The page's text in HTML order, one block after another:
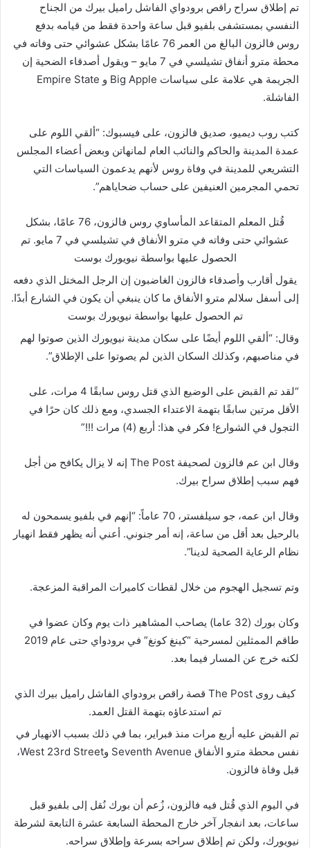
تم إطلاق سراح راقص برودواي الفاشل راميل بيرك من الجناح
النفسي بمستشفى بلفيو قبل ساعة واحدة فقط من قيامه بدفع
روس فالزون البالغ من العمر 76 عامًا بشكل عشوائي حتى وفاته في
محطة مترو أنفاق تشيلسي في 7 مايو – ويقول أصدقاء الضحية إن
الجريمة هي علامة على سياسات Big Apple و Empire State
الفاشلة.
كتب روب ديميو، صديق فالزون، على فيسبوك: “ألقي اللوم على
عمدة المدينة والحاكم والنائب العام لمانهاتن وبعض أعضاء المجلس
التشريعي للمدينة في وفاة روس لأنهم يدعمون السياسات التي
تحمي المجرمين العنيفين على حساب ضحاياهم”.
قُتل المعلم المتقاعد المأساوي روس فالزون، 76 عامًا، بشكل
عشوائي حتى وفاته في مترو الأنفاق في تشيلسي في 7 مايو.
تم
الحصول عليها بواسطة نيويورك بوست
يقول أقارب وأصدقاء فالزون الغاضبون إن الرجل المختل الذي دفعه
إلى أسفل سلالم مترو الأنفاق ما كان ينبغي أن يكون في الشارع أبدًا.
تم الحصول عليها بواسطة نيويورك بوست
وقال: “ألقي اللوم أيضًا على سكان مدينة نيويورك الذين صوتوا لهم
في مناصبهم، وكذلك السكان الذين لم يصوتوا على الإطلاق”.
“لقد تم القبض على الوضيع الذي قتل روس سابقًا 4 مرات، على
الأقل مرتين سابقًا بتهمة الاعتداء الجسدي، ومع ذلك كان حرًا في
التجول في الشوارع! فكر في هذا: أربع (4) مرات !!!”
وقال ابن عم فالزون لصحيفة The Post إنه لا يزال يكافح من أجل
فهم سبب إطلاق سراح بيرك.
وقال ابن عمه، جو سيلفستر، 70 عاماً: “إنهم في بلفيو يسمحون له
بالرحيل بعد أقل من ساعة، إنه أمر جنوني. أعني أنه يظهر فقط انهيار
نظام الرعاية الصحية لدينا”.
وتم تسجيل الهجوم من خلال لقطات كاميرات المراقبة المزعجة.
وكان بورك (32 عاما) يصاحب المشاهير ذات يوم وكان عضوا في
طاقم الممثلين لمسرحية “كينغ كونغ” في برودواي حتى عام 2019
لكنه خرج عن المسار فيما بعد.
كيف روى The Post قصة راقص برودواي الفاشل راميل بيرك الذي
تم استدعاؤه بتهمة القتل العمد.
تم القبض عليه أربع مرات منذ فبراير، بما في ذلك بسبب الانهيار في
نفس محطة مترو الأنفاق Seventh Avenue وWest 23rd Street،
قبل وفاة فالزون.
في اليوم الذي قُتل فيه فالزون، زُعم أن بورك نُقل إلى بلفيو قبل
ساعات، بعد انفجار آخر خارج المحطة السابعة عشرة التابعة لشرطة
نيويورك، ولكن تم إطلاق سراحه بسرعة وإطلاق سراحه.